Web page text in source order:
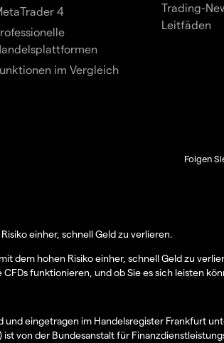
4
im Vergleich
Trading-
Leitfäden
Folgen
einher, schnell Geld zu verlieren.
dem hohen Risiko einher, schnell Geld zu
funktionieren, und ob Sie es sich leisten
eingetragen im Handelsregister Frankfurt
von der Bundesanstalt für